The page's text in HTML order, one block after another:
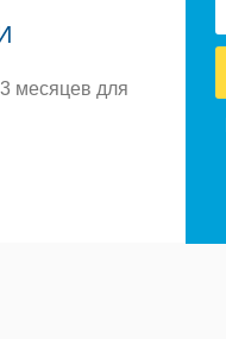
месяцев для